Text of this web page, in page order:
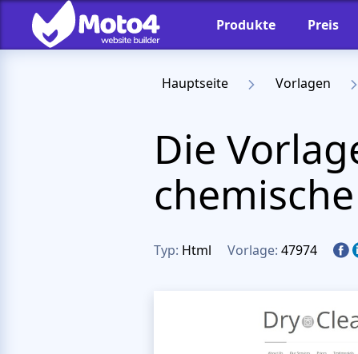
Produkte Preis
Hauptseite Vorlagen
Die
Typ: Html Vorlage: 47974